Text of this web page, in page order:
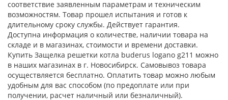
соответствие заявленным параметрам и техническим
возможностям. Товар прошел испытания и готов к
длительному сроку службы. Действует гарантия.
Доступна информация о количестве, наличии товара на
складе и в магазинах, стоимости и времени доставки.
Купить Защелка решетки котла buderus logano g211 можно
в наших магазинах в г. Новосибирск. Самовывоз товара
осуществляется бесплатно. Оплатить товар можно любым
удобным для вас способом (по предоплате или при
получении, расчет наличный или безналичный).